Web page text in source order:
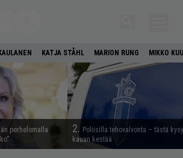
KATJA STÅHL MARION RUNG MIKKO
perhelomalla
2. Poliisilla tehovalvonta – tästä
kauan kestää